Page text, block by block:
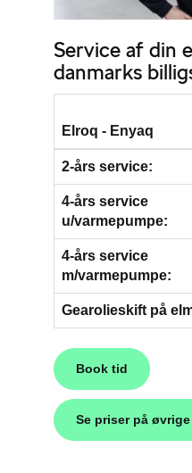
Service af din
danmarks
Elroq - Enyaq
2-års service:
4-års service
u/varmepumpe:
4-års service
m/varmepumpe:
Gearolieskift på
Book tid
Se priser på